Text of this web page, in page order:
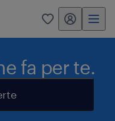
0 my randstad
fa per te.